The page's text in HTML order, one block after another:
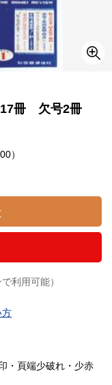
17冊 欠号2冊
）
利用可能）
方
・頁端少破れ・少赤